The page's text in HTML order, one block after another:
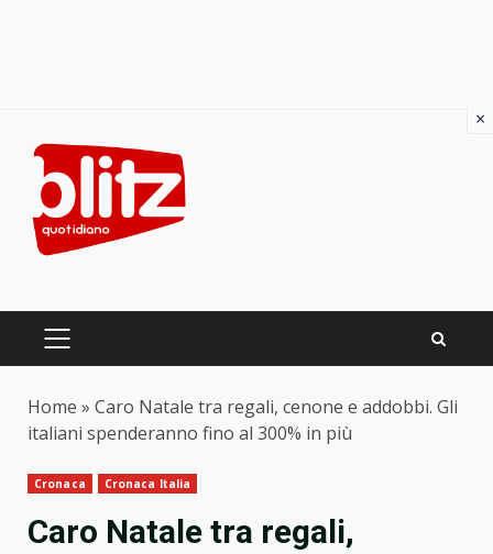
content
PRIMARY
Home » Caro Natale tra regali, cenone e addobbi. Gli
italiani spenderanno fino al 300% in più
Cronaca Cronaca Italia
Caro Natale tra regali,
×